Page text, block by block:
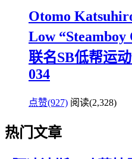
Otomo
Low
联名SB低帮运
034
点赞(927) 阅读(2,328)
热门文章